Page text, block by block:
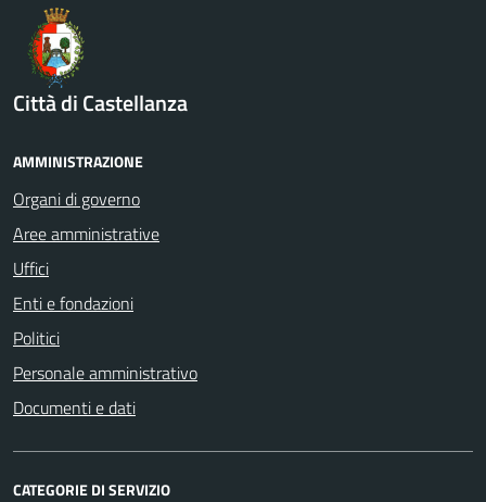
Città di Castellanza
AMMINISTRAZIONE
Organi di governo
Aree amministrative
Uffici
Enti e fondazioni
Politici
Personale amministrativo
Documenti e dati
CATEGORIE DI SERVIZIO